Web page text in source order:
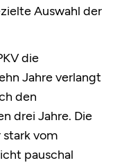
Auswahl der
die
Jahre verlangt
den
drei Jahre. Die
stark vom
pauschal